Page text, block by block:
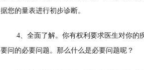
据您的量表进行初步诊断。
4、全面了解。你有权利要求医生对你的
要问的必要问题。那么什么是必要问题呢？